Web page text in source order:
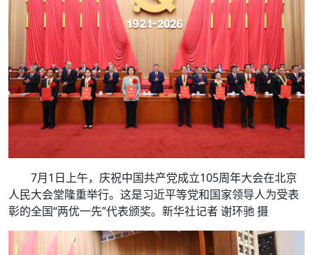
7月1日上午，庆祝中国共产党成立105周年大会在北京
人民大会堂隆重举行。这是习近平等党和国家领导人为受表
彰的全国“两优一先”代表颁奖。新华社记者 谢环驰 摄